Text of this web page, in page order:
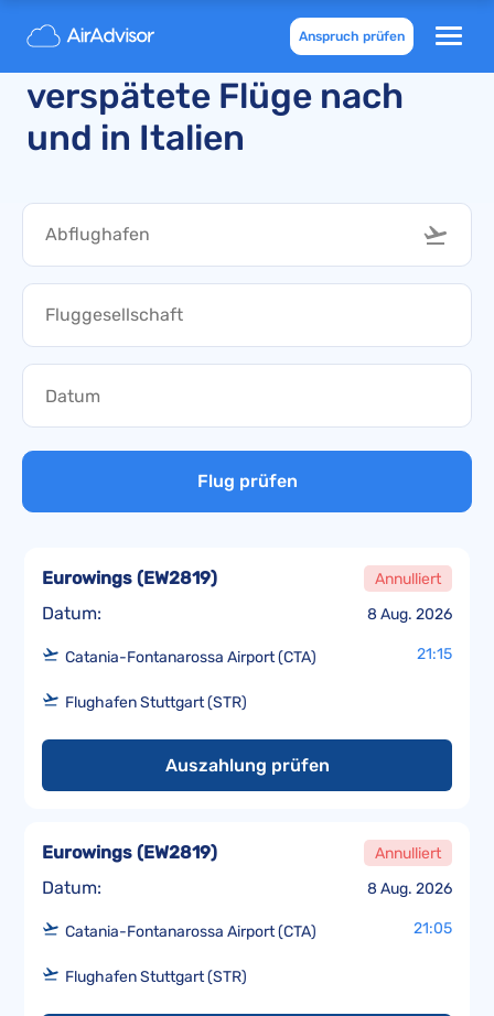
Anspruch prüfen
Gestrichene und
verspätete Flüge nach
und in Italien
Flug prüfen
Datum: 8 Aug. 2026
Eurowings (EW2819) Annulliert
Catania-Fontanarossa Airport (CTA) 21:15
Flughafen Stuttgart (STR)
Auszahlung prüfen
Datum: 8 Aug. 2026
Eurowings (EW2819) Annulliert
Catania-Fontanarossa Airport (CTA) 21:05
Flughafen Stuttgart (STR)